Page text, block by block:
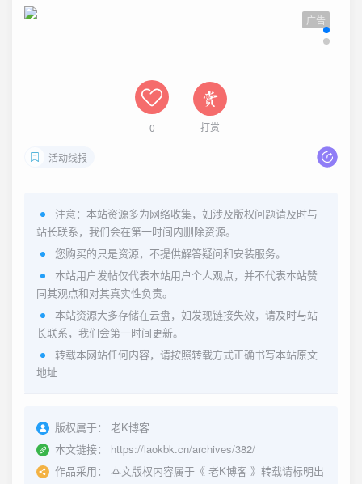
广告
0 打赏
活动线报
注意：本站资源多为网络收集，如涉及版权问题请及时与
站长联系，我们会在第一时间内删除资源。
您购买的只是资源，不提供解答疑问和安装服务。
本站用户发帖仅代表本站用户个人观点，并不代表本站赞
同其观点和对其真实性负责。
本站资源大多存储在云盘，如发现链接失效，请及时与站
长联系，我们会第一时间更新。
转载本网站任何内容，请按照转载方式正确书写本站原文
地址
版权属于：
老K博客
本文链接：
https://laokbk.cn/archives/382/
作品采用：
本文版权内容属于《 老K博客 》转载请标明出